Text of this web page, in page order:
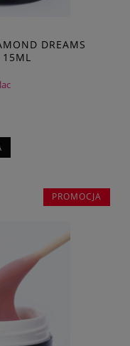
DREAMS
15ML
PROMOCJA